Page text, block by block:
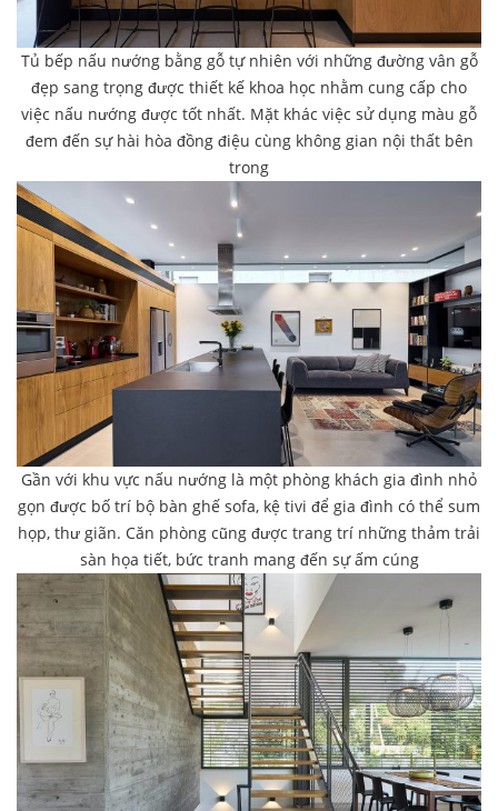
Tủ bếp nấu nướng bằng gỗ tự nhiên với những đường vân gỗ
đẹp sang trọng được thiết kế khoa học nhằm cung cấp cho
việc nấu nướng được tốt nhất. Mặt khác việc sử dụng màu gỗ
đem đến sự hài hòa đồng điệu cùng không gian nội thất bên
trong
Gần với khu vực nấu nướng là một phòng khách gia đình nhỏ
gọn được bố trí bộ bàn ghế sofa, kệ tivi để gia đình có thể sum
họp, thư giãn. Căn phòng cũng được trang trí những thảm trải
sàn họa tiết, bức tranh mang đến sự ấm cúng